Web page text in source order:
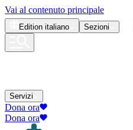
Vai al contenuto principale
Edition italiano Sezioni
Servizi
Dona ora
Dona ora